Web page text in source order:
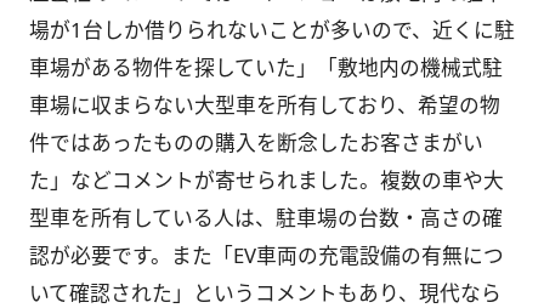
場が1台しか借りられないことが多いので、近くに駐
車場がある物件を探していた」「敷地内の機械式駐
車場に収まらない大型車を所有しており、希望の物
件ではあったものの購入を断念したお客さまがい
た」などコメントが寄せられました。複数の車や大
型車を所有している人は、駐車場の台数・高さの確
認が必要です。また「EV車両の充電設備の有無につ
いて確認された」というコメントもあり、現代なら